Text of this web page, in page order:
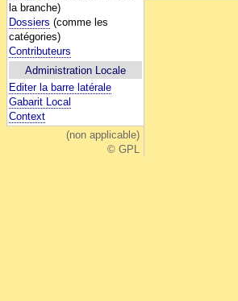
la branche)
Dossiers (comme les
catégories)
Contributeurs
Administration Locale
Editer la barre latérale
Gabarit Local
Context
(non applicable)
© GPL